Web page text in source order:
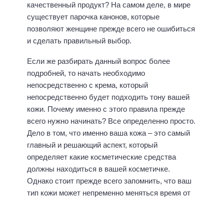
качественный продукт? На самом деле, в мире
существует парочка канонов, которые
позволяют женщине прежде всего не ошибиться
и сделать правильный выбор.
Если же разбирать данный вопрос более
подробней, то начать необходимо
непосредственно с крема, который
непосредственно будет подходить тону вашей
кожи. Почему именно с этого правила прежде
всего нужно начинать? Все определенно просто.
Дело в том, что именно ваша кожа – это самый
главный и решающий аспект, который
определяет какие косметические средства
должны находиться в вашей косметичке.
Однако стоит прежде всего запомнить, что ваш
тип кожи может непременно меняться время от